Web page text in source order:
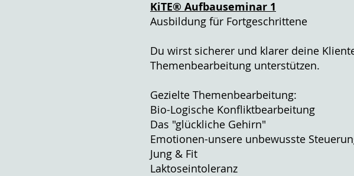
KiTE® Aufbauseminar 1
Ausbildung für Fortgeschrittene
Du wirst sicherer und klarer deine
Themenbearbeitung unterstützen.
Gezielte Themenbearbeitung:
Bio-Logische Konfliktbearbeitung
Das "glückliche Gehirn"
Emotionen-unsere unbewusste
Jung & Fit
Laktoseintoleranz